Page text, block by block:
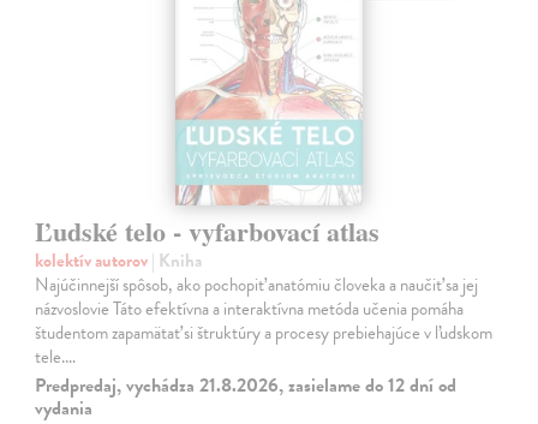
Ľudské telo - vyfarbovací atlas
kolektív autorov| Kniha
Najúčinnejší spôsob, ako pochopiť anatómiu človeka a naučiť sa jej
názvoslovie Táto efektívna a interaktívna metóda učenia pomáha
študentom zapamätať si štruktúry a procesy prebiehajúce v ľudskom
tele.…
Predpredaj, vychádza 21.8.2026, zasielame do 12 dní od
vydania